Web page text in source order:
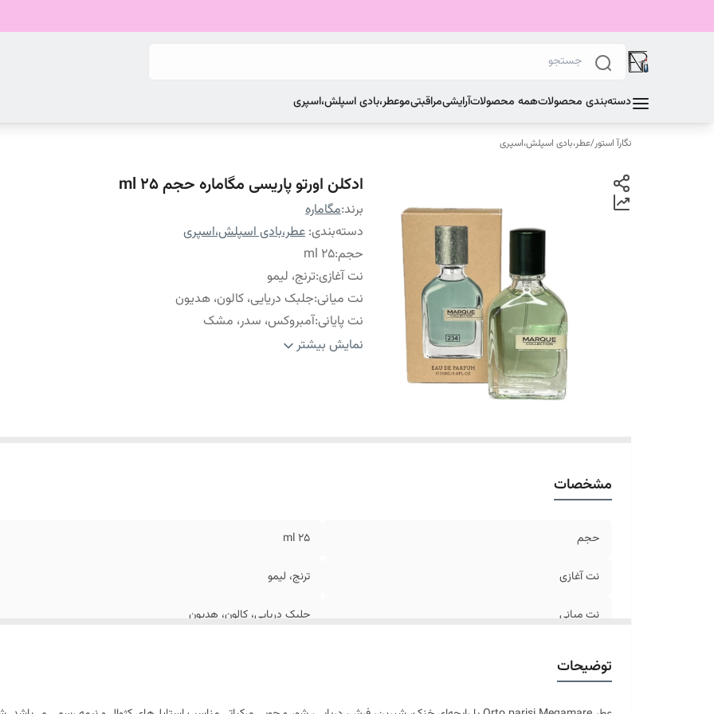
دسته‌بندی محصولاتهمه محصولاتآرایشیمراقبتیموعطر،بادی اسپلش،اسپری
نگارآ استور/عطر،بادی اسپلش،اسپری
ادکلن اورتو پاریسی مگاماره حجم ۲۵ ml
برند:مگاماره
دسته‌بندی: عطر،بادی اسپلش،اسپری
حجم:۲۵ ml
نت آغازی:ترنج، لیمو
نت میانی:جلبک دریایی، کالون، هدیون
نت پایانی:آمبروکس، سدر، مشک
نوع رایحه:شرقی
نمایش بیشتر
مشخصات
حجم ۲۵ ml
نت آغازی ترنج، لیمو
نت میانی جلبک دریایی، کالون، هدیون
توضیحات